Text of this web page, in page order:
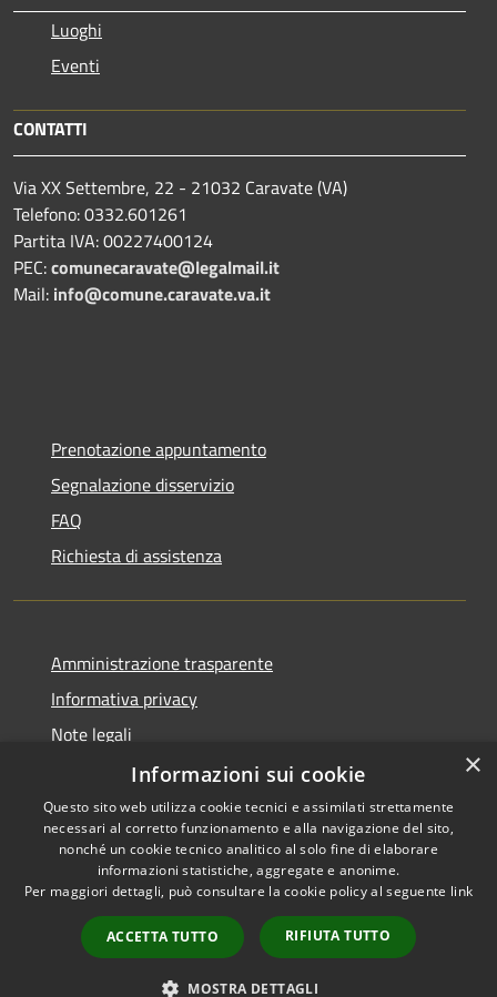
Luoghi
Eventi
CONTATTI
Via XX Settembre, 22 - 21032 Caravate (VA)
Telefono: 0332.601261
Partita IVA: 00227400124
PEC:comunecaravate@legalmail.it
Mail: info@comune.caravate.va.it
Prenotazione appuntamento
Segnalazione disservizio
FAQ
Richiesta di assistenza
Amministrazione trasparente
Informativa privacy
Note legali
Dichiarazione di accessibilità
RSS
Accessibilità
Copyright © 2026 • Comune di
Municipium•
Accesso
redazione
×
Informazioni sui cookie
Questo sito web utilizza cookie tecnici e assimilati strettamente
necessari al corretto funzionamento e alla navigazione del sito,
nonché un cookie tecnico analitico al solo fine di elaborare
informazioni statistiche, aggregate e anonime.
Per maggiori dettagli, può consultare la cookie policy al seguente link
ACCETTA TUTTO RIFIUTA TUTTO
MOSTRA DETTAGLI